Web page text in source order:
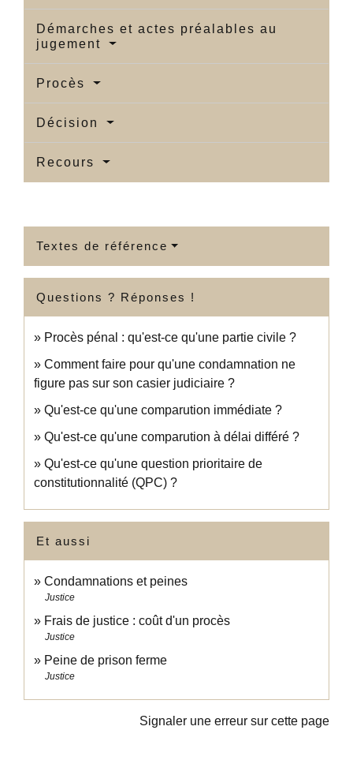
Démarches et actes préalables au
jugement
Procès
Décision
Recours
Textes de référence
Questions ? Réponses !
Procès pénal : qu'est-ce qu'une partie civile ?
Comment faire pour qu'une condamnation ne
figure pas sur son casier judiciaire ?
Qu'est-ce qu'une comparution immédiate ?
Qu'est-ce qu'une comparution à délai différé ?
Qu'est-ce qu'une question prioritaire de
constitutionnalité (QPC) ?
Et aussi
Condamnations et peines
Justice
Frais de justice : coût d'un procès
Justice
Peine de prison ferme
Justice
Signaler une erreur sur cette page